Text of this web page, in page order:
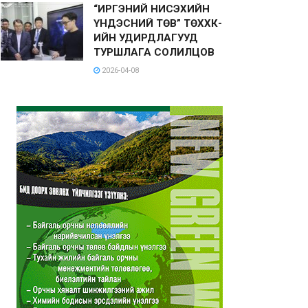
“ИРГЭНИЙ НИСЭХИЙН
ҮНДЭСНИЙ ТӨВ” ТӨХХК-
ИЙН УДИРДЛАГУУД
ТУРШЛАГА СОЛИЛЦОВ
2026-04-08